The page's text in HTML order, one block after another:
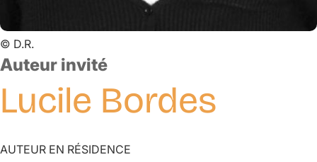
© D.R.
Auteur invité
Lucile Bordes
AUTEUR EN RÉSIDENCE